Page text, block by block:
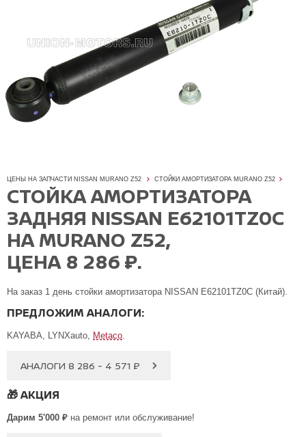
ЦЕНЫ НА ЗАПЧАСТИ NISSAN MURANO Z52 СТОЙКИ АМОРТИЗАТОРА MURANO Z52
СТОЙКА АМОРТИЗАТОРА
ЗАДНЯЯ NISSAN E62101TZ0C
НА MURANO Z52,
ЦЕНА 8 286 ₽.
На заказ 1 день стойки амортизатора NISSAN E62101TZ0C (Китай).
ПРЕДЛОЖИМ АНАЛОГИ:
KAYABA, LYNXauto, Metaco
АНАЛОГИ 8 286 - 4 571 ₽
🎁АКЦИЯ
Дарим 5'000 ₽ на ремонт или обслуживание!